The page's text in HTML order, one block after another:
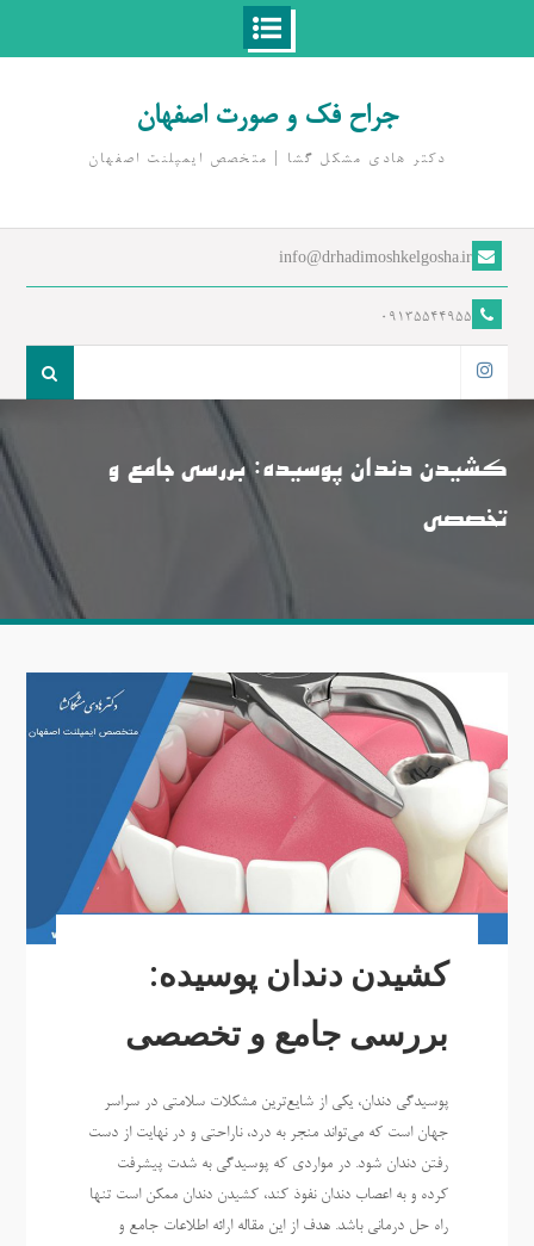
جراح فک و صورت اصفهان
دکتر هادی مشکل گشا | متخصص ايمپلنت اصفهان
info@drhadimoshkelgosha.ir
09135544955
کشیدن دندان پوسیده: بررسی جامع و
تخصصی
کشیدن دندان پوسیده:
بررسی جامع و تخصصی
پوسیدگی دندان، یکی از شایع‌ترین مشکلات سلامتی در سراسر
جهان است که می‌تواند منجر به درد، ناراحتی و در نهایت از دست
رفتن دندان شود. در مواردی که پوسیدگی به شدت پیشرفت
کرده و به اعصاب دندان نفوذ کند، کشیدن دندان ممکن است تنها
راه حل درمانی باشد. هدف از این مقاله ارائه اطلاعات جامع و